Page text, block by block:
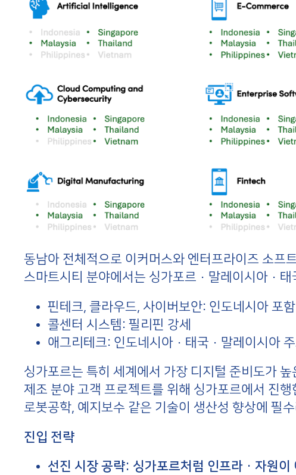
동남아 전체적으로 이커머스와 엔터프라이즈 소프
스마트시티 분야에서는 싱가포르·말레이시아·태
핀테크, 클라우드, 사이버보안: 인도네시아 포함
콜센터 시스템: 필리핀 강세
애그리테크: 인도네시아·태국·말레이시아
싱가포르는 특히 세계에서 가장 디지털 준비도가
제조 분야 고객 프로젝트를 위해 싱가포르에서 진
로봇공학, 예지보수 같은 기술이 생산성 향상에 필
진입 전략
선진 시장 공략: 싱가포르처럼 인프라·자원이